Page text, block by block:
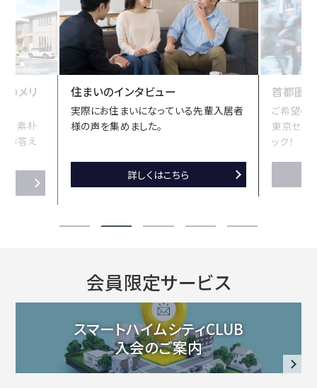
ー
監
修
分
地
のメリ
の素朴
お答え
住まいのインタビュー
実際にお住まいになっている先輩入居者
様の声を集めました。
詳しくはこちら
い
ビ
ュ
首都圏
ご希望の
東京セキ
ック！
会員限定サービス
スマートハイムシティCLUB
入会のご案内